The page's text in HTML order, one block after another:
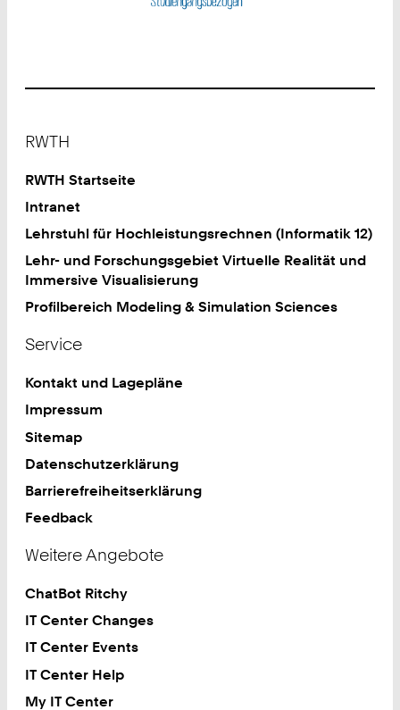
RWTH
RWTH Startseite
Intranet
Lehrstuhl für Hochleistungsrechnen (Informatik 12)
Lehr- und Forschungsgebiet Virtuelle Realität und
Immersive Visualisierung
Profilbereich Modeling & Simulation Sciences
Service
Kontakt und Lagepläne
Impressum
Sitemap
Datenschutzerklärung
Barrierefreiheitserklärung
Feedback
Weitere Angebote
ChatBot Ritchy
IT Center Changes
IT Center Events
IT Center Help
My IT Center